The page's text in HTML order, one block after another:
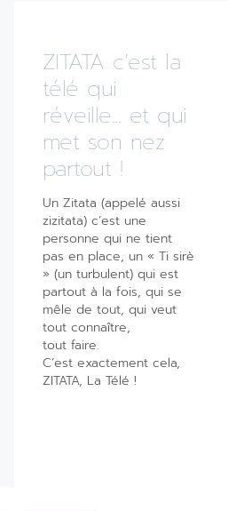
ZITATA c’est la
télé qui
réveille... et qui
met son nez
partout !
Un Zitata (appelé aussi
zizitata) c’est une
personne qui ne tient
pas en place, un « Ti sirè
» (un turbulent) qui est
partout à la fois, qui se
mêle de tout, qui veut
tout connaître,
tout faire.
C’est exactement cela,
ZITATA, La Télé !